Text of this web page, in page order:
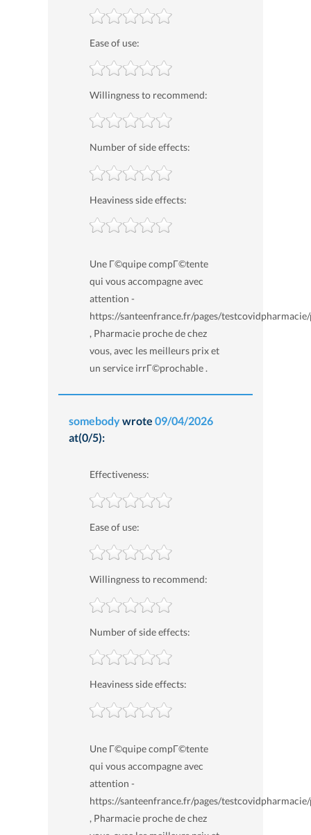
Ease of use:
Willingness to recommend:
Number of side effects:
Heaviness side effects:
Une Г©quipe compГ©tente
qui vous accompagne avec
attention -
https://santeenfrance.fr/pages/
, Pharmacie proche de chez
vous, avec les meilleurs prix et
un service irrГ©prochable .
somebodywrote 09/04/2026
at(0/5):
Effectiveness:
Ease of use:
Willingness to recommend:
Number of side effects:
Heaviness side effects:
Une Г©quipe compГ©tente
qui vous accompagne avec
attention -
https://santeenfrance.fr/pages/
, Pharmacie proche de chez